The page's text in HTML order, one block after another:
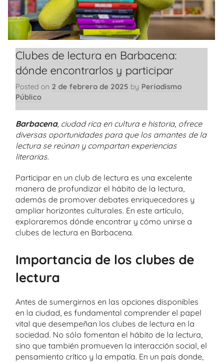
Clubes de lectura en Barbacena:
dónde encontrarlos y participar
Posted on 2 de febrero de 2025 by Periodismo
Público
Barbacena, ciudad rica en cultura e historia, ofrece
diversas oportunidades para que los amantes de la
lectura se reúnan y compartan experiencias
literarias.
Participar en un club de lectura es una excelente
manera de profundizar el hábito de la lectura,
además de promover debates enriquecedores y
ampliar horizontes culturales. En este artículo,
exploraremos dónde encontrar y cómo unirse a
clubes de lectura en Barbacena.
Importancia de los clubes de
lectura
Antes de sumergirnos en las opciones disponibles
en la ciudad, es fundamental comprender el papel
vital que desempeñan los clubes de lectura en la
sociedad. No sólo fomentan el hábito de la lectura,
sino que también promueven la interacción social, el
pensamiento crítico y la empatía. En un país donde,